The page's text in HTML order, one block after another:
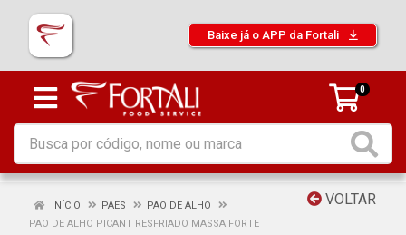
Baixe já o APP da Fortali
0
VOLTAR
INÍCIO PAES
PAO DE ALHO
PAO DE ALHO PICANT RESFRIADO MASSA FORTE